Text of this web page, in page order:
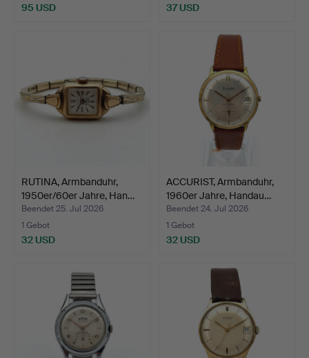
95 USD 37 USD
RUTINA, Armbanduhr,
1950er/60er Jahre, Han…
Beendet 25. Jul 2026
1 Gebot
32 USD
ACCURIST, Armbanduhr,
1960er Jahre, Handau…
Beendet 24. Jul 2026
1 Gebot
32 USD